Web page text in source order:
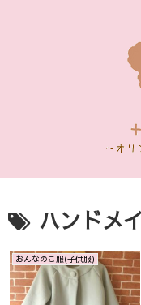
ハンドメ
おんなのこ服(子供服)